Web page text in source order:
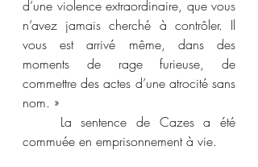
d’une violence extraordinaire, que vous
n’avez jamais cherché à contrôler. Il
vous est arrivé même, dans des
moments de rage furieuse, de
commettre des actes d’une atrocité sans
nom. »
commuée en emprisonnement à vie.